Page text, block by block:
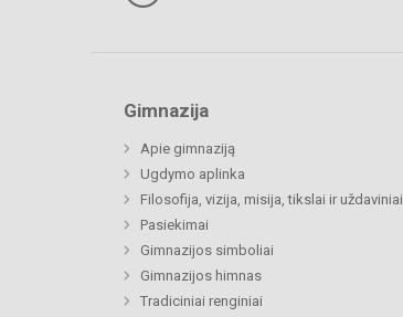
Gimnazija
Apie gimnaziją
Ugdymo aplinka
Filosofija, vizija, misija, tikslai ir uždaviniai
Pasiekimai
Gimnazijos simboliai
Gimnazijos himnas
Tradiciniai renginiai